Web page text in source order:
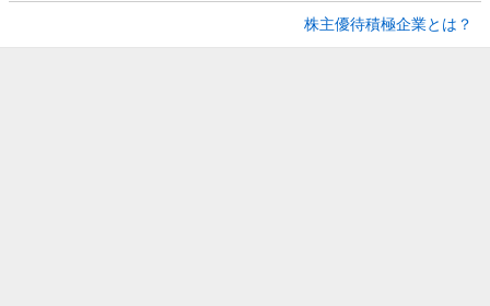
株主優待積極企業とは？